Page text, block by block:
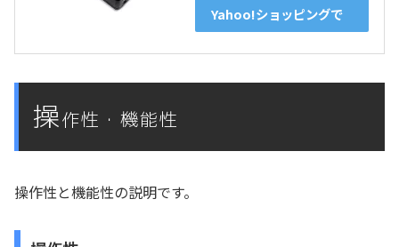
Yahoo!ショッピングで
操作性・機能性
操作性と機能性の説明です。